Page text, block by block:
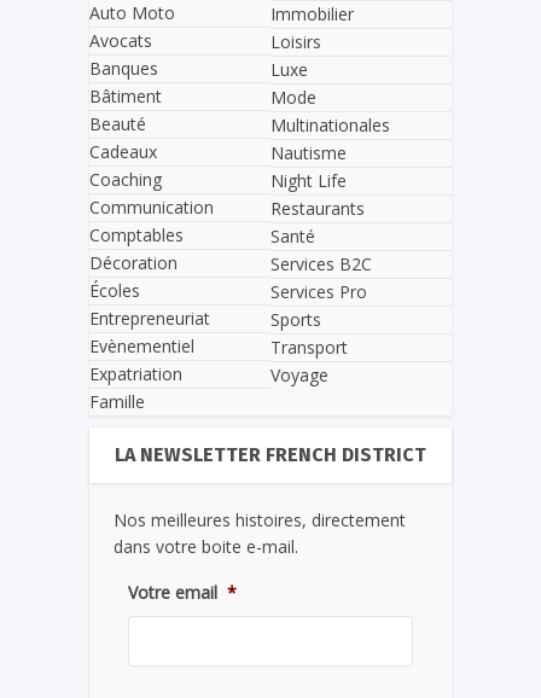
Auto Moto
Avocats
Banques
Bâtiment
Beauté
Cadeaux
Coaching
Communication
Comptables
Décoration
Écoles
Entrepreneuriat
Evènementiel
Expatriation
Famille
Immobilier
Loisirs
Luxe
Mode
Multinationales
Nautisme
Night Life
Restaurants
Santé
Services B2C
Services Pro
Sports
Transport
Voyage
LA NEWSLETTER FRENCH DISTRICT
Nos meilleures histoires, directement
dans votre boite e-mail.
Votre email *